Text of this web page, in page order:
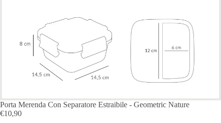
Porta Merenda Con Separatore Estraibile - Geometric Nature
€10,90